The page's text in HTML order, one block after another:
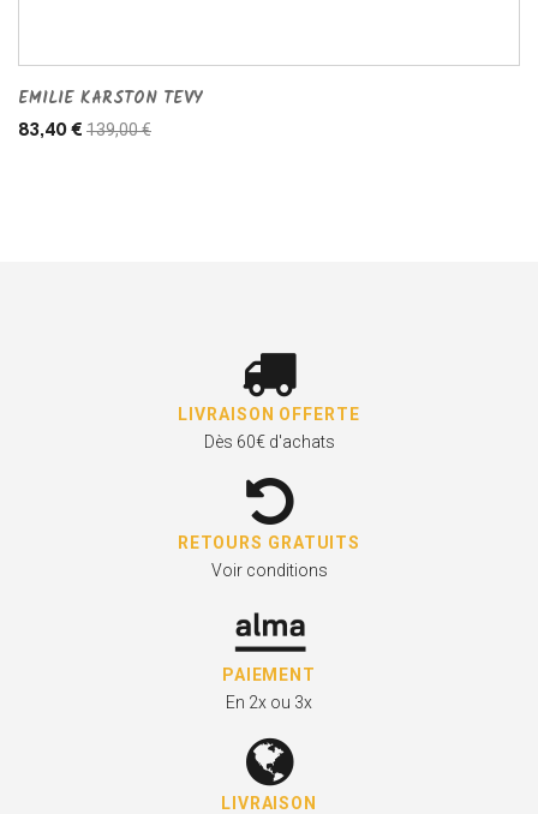
EMILIE KARSTON TEVY
83,40 € 139,00 €
LIVRAISON OFFERTE
Dès 60€ d'achats
RETOURS GRATUITS
Voir conditions
PAIEMENT
En 2x ou 3x
LIVRAISON